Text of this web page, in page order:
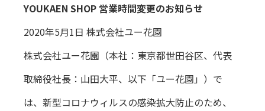
YOUKAEN SHOP 営業時間変更のお知らせ
2020年5月1日 株式会社ユー花園
株式会社ユー花園（本社：東京都世田谷区、代表
取締役社長：山田大平、以下「ユー花園」）で
は、新型コロナウィルスの感染拡大防止のため、